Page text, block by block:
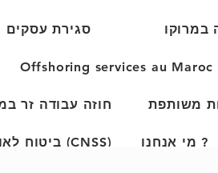
סגירת עסקים
Offshoring services au Maroc
חוזה עבודה זר משותפת
ביטוח לאומי (CNSS) מי אנחנו ?